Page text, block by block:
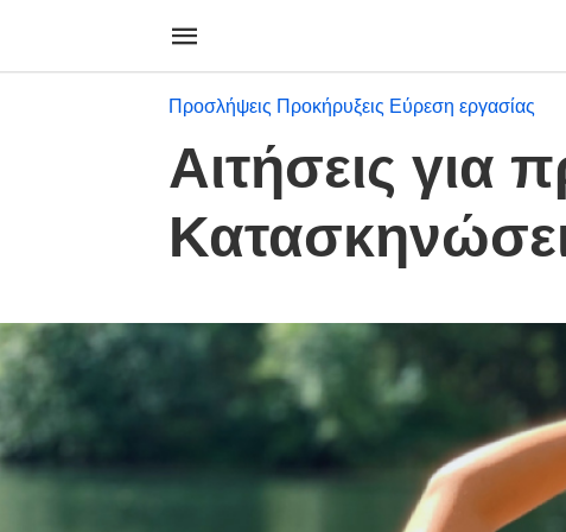
Προσλήψεις Προκήρυξεις Εύρεση εργασίας
Αιτήσεις για